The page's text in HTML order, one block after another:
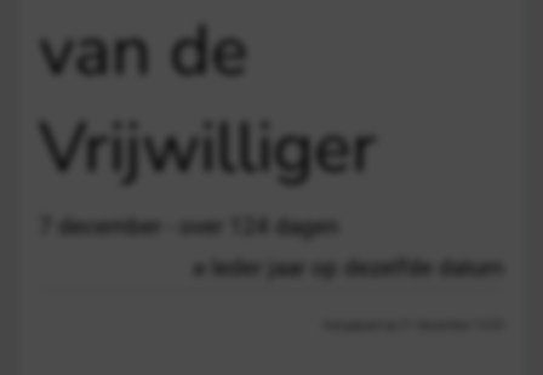
van de
Vrijwilliger
7 december - over 124 dagen
Ieder jaar op dezelfde datum